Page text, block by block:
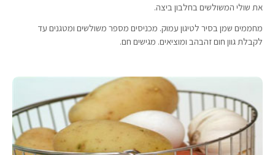
את שולי המשולשים בחלבון ביצה.
מחממים שמן בסיר לטיגון עמוק. מכניסים מספר משולשים ומטגנים עד
לקבלת גוון חום זהבהב ומוציאים. מגישים חם.